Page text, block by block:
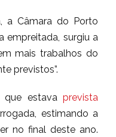
a Câmara do Porto
empreitada, surgiu a
mais trabalhos do
previstos”.
que estava prevista
estimando a
no final deste ano.